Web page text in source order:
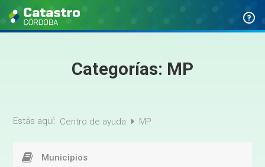
Categorías: MP
Estás aquí: Centro de ayuda MP
Municipios